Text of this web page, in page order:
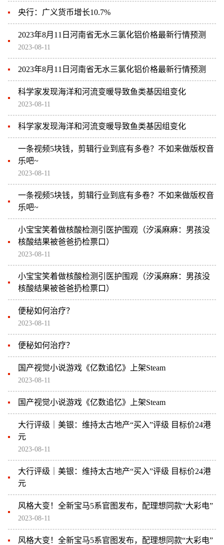
央行：广义货币增长10.7%
2023年8月11日河南省无水三氯化铝价格最新行情预测
2023-08-11
2023年8月11日河南省无水三氯化铝价格最新行情预测
科学家发现海洋和河流变暖导致鱼类基因组变化
2023-08-11
科学家发现海洋和河流变暖导致鱼类基因组变化
一条视频5块钱，剪辑行业到底有多卷？不如来做版权音
乐吧~
2023-08-11
一条视频5块钱，剪辑行业到底有多卷？不如来做版权音
乐吧~
小宝宝笑着做核酸检测引医护围观（汐溪麻麻：男孩没
核酸结果被爸爸扔检票口）
2023-08-11
小宝宝笑着做核酸检测引医护围观（汐溪麻麻：男孩没
核酸结果被爸爸扔检票口）
便秘如何治疗？
2023-08-11
便秘如何治疗？
国产视觉小说游戏《亿数追忆》上架Steam
2023-08-11
国产视觉小说游戏《亿数追忆》上架Steam
大行评级｜美银：维持太古地产“买入”评级 目标价24港
元
2023-08-11
大行评级｜美银：维持太古地产“买入”评级 目标价24港
元
风格大变！全新宝马5系官图发布，配理想同款“大彩电”
2023-08-11
风格大变！全新宝马5系官图发布，配理想同款“大彩电”